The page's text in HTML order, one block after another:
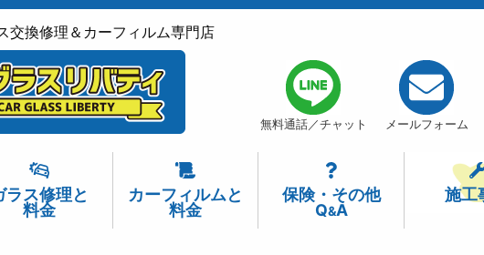
交換修理＆カーフィルム専門店
無料通話／チャット メールフォーム
ラス修理と
料金
カーフィルムと
料金
保険・ その他
Q&A
施工